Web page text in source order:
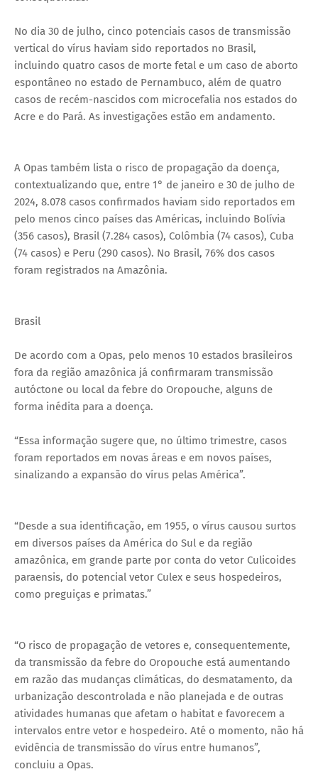
No dia 30 de julho, cinco potenciais casos de transmissão
vertical do vírus haviam sido reportados no Brasil,
incluindo quatro casos de morte fetal e um caso de aborto
espontâneo no estado de Pernambuco, além de quatro
casos de recém-nascidos com microcefalia nos estados do
Acre e do Pará. As investigações estão em andamento.
A Opas também lista o risco de propagação da doença,
contextualizando que, entre 1° de janeiro e 30 de julho de
2024, 8.078 casos confirmados haviam sido reportados em
pelo menos cinco países das Américas, incluindo Bolívia
(356 casos), Brasil (7.284 casos), Colômbia (74 casos), Cuba
(74 casos) e Peru (290 casos). No Brasil, 76% dos casos
foram registrados na Amazônia.
Brasil
De acordo com a Opas, pelo menos 10 estados brasileiros
fora da região amazônica já confirmaram transmissão
autóctone ou local da febre do Oropouche, alguns de
forma inédita para a doença.
“Essa informação sugere que, no último trimestre, casos
foram reportados em novas áreas e em novos países,
sinalizando a expansão do vírus pelas América”.
“Desde a sua identificação, em 1955, o vírus causou surtos
em diversos países da América do Sul e da região
amazônica, em grande parte por conta do vetor Culicoides
paraensis, do potencial vetor Culex e seus hospedeiros,
como preguiças e primatas.”
“O risco de propagação de vetores e, consequentemente,
da transmissão da febre do Oropouche está aumentando
em razão das mudanças climáticas, do desmatamento, da
urbanização descontrolada e não planejada e de outras
atividades humanas que afetam o habitat e favorecem a
intervalos entre vetor e hospedeiro. Até o momento, não há
evidência de transmissão do vírus entre humanos”,
concluiu a Opas.